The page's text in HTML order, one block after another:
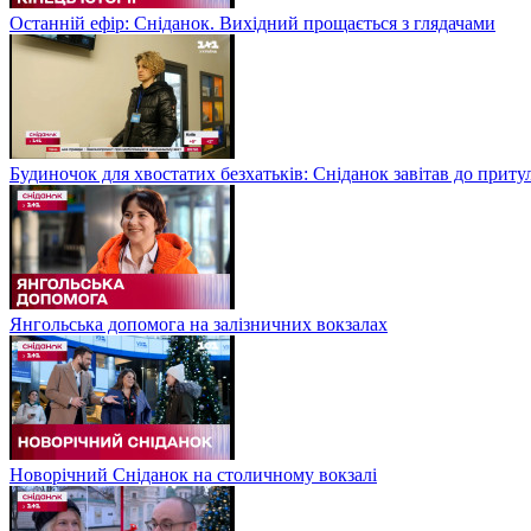
Останній ефір: Сніданок. Вихідний прощається з глядачами
Будиночок для хвостатих безхатьків: Сніданок завітав до
Янгольська допомога на залізничних вокзалах
Новорічний Сніданок на столичному вокзалі